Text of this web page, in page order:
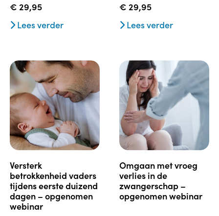
€ 29,95
Lees verder
€ 29,95
Lees verder
versterk
betrokkenheid vaders
tijdens eerste duizend
dagen – opgenomen
webinar
omgaan met vroeg
verlies in de
zwangerschap –
opgenomen webinar